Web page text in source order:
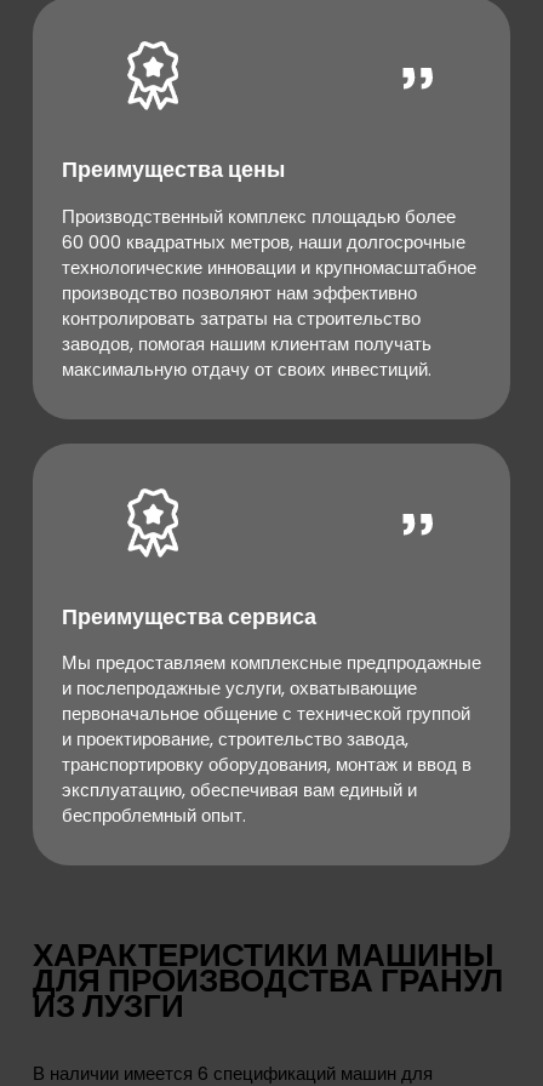
Преимущества цены
Производственный комплекс площадью более
60 000 квадратных метров, наши долгосрочные
технологические инновации и крупномасштабное
производство позволяют нам эффективно
контролировать затраты на строительство
заводов, помогая нашим клиентам получать
максимальную отдачу от своих инвестиций.
Преимущества сервиса
Мы предоставляем комплексные предпродажные
и послепродажные услуги, охватывающие
первоначальное общение с технической группой
и проектирование, строительство завода,
транспортировку оборудования, монтаж и ввод в
эксплуатацию, обеспечивая вам единый и
беспроблемный опыт.
ХАРАКТЕРИСТИКИ МАШИНЫ
ДЛЯ ПРОИЗВОДСТВА ГРАНУЛ
ИЗ ЛУЗГИ
В наличии имеется 6 спецификаций машин для